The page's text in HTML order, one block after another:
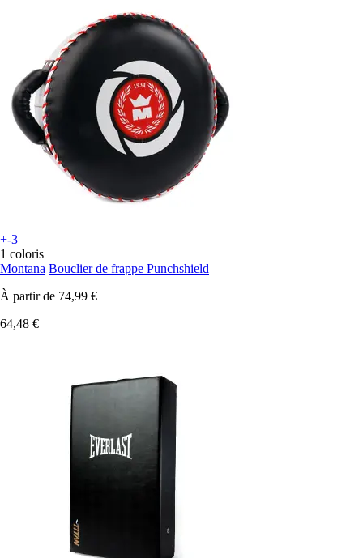
+-3
1 coloris
Montana Bouclier de frappe Punchshield
À partir de 74,99 €
64,48 €